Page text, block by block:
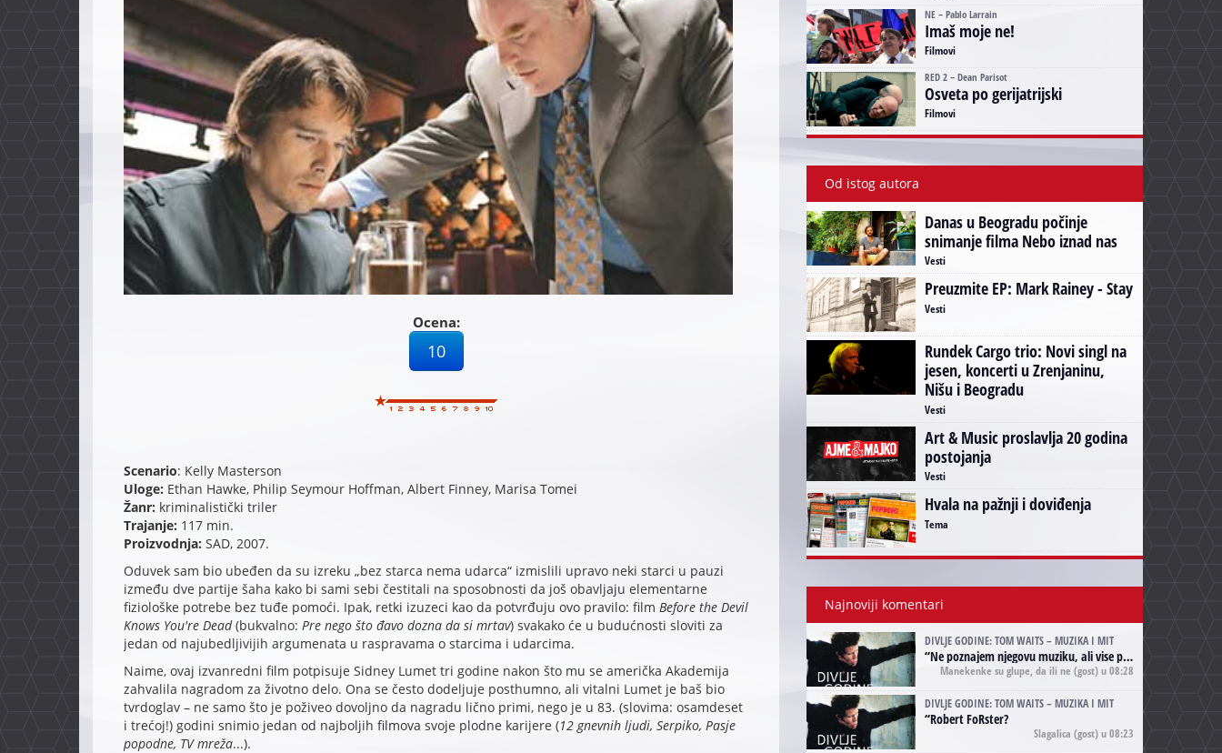
Ocena:
10
Scenario: Kelly Masterson
Uloge: Ethan Hawke, Philip Seymour Hoffman, Albert Finney, Marisa Tomei
Žanr: kriminalistički triler
Trajanje:117 min.
Proizvodnja: SAD, 2007.
Oduvek sam bio ubeđen da su izreku „bez starca nema udarca“ izmislili upravo neki starci u pauzi
između dve partije šaha kako bi sami sebi čestitali na sposobnosti da još obavljaju elementarne
fiziološke potrebe bez tuđe pomoći. Ipak, retki izuzeci kao da potvrđuju ovo pravilo: film Before the Devil
Knows You're Dead(bukvalno: Pre nego što đavo dozna da si mrtav) svakako će u budućnosti sloviti za
jedan od najubedljivijih argumenata u raspravama o starcima i udarcima.
Naime, ovaj izvanredni film potpisuje Sidney Lumet tri godine nakon što mu se američka Akademija
zahvalila nagradom za životno delo. Ona se često dodeljuje posthumno, ali vitalni Lumet je baš bio
tvrdoglav – ne samo što je poživeo dovoljno da nagradu lično primi, nego je u 83. (slovima: osamdeset
i trećoj!) godini snimio jedan od najboljih filmova svoje plodne karijere (12 gnevnih ljudi, Serpiko, Pasje
popodne, TV mreža...).
NE – Pablo Larrain
Imaš moje ne!
Filmovi
RED 2 – Dean Parisot
Osveta po gerijatrijski
Filmovi
Od istog autora
Danas u Beogradu počinje
snimanje filma Nebo iznad nas
Vesti
Preuzmite EP: Mark Rainey - Stay
Vesti
Rundek Cargo trio: Novi singl na
jesen, koncerti u Zrenjaninu,
Nišu i Beogradu
Vesti
Art & Music proslavlja 20 godina
postojanja
Vesti
Hvala na pažnji i doviđenja
Tema
Najnoviji komentari
DIVLJE GODINE: TOM WAITS – MUZIKA I MIT
“Ne poznajem njegovu muziku, ali vise puta nego sto sam to zazeleo gledao sam njegove umjetnicke slike na raznim stranama interneta. Te stoga zakljucujem da je Tom Waits Lady Gaga muzike namrstenih, ma
Manekenke su glupe, da ili ne (gost) u 08:28
DIVLJE GODINE: TOM WAITS – MUZIKA I MIT
“Robert FoRster?
Slagalica (gost) u 08:23